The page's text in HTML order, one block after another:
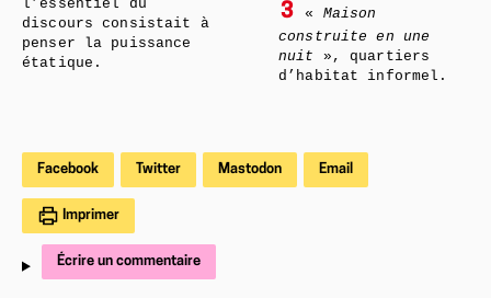
l’essentiel du
discours consistait à
penser la puissance
étatique.
3 « Maison
construite en une
nuit
», quartiers
d’habitat informel.
Facebook Twitter Mastodon Email
Imprimer
Écrire un commentaire